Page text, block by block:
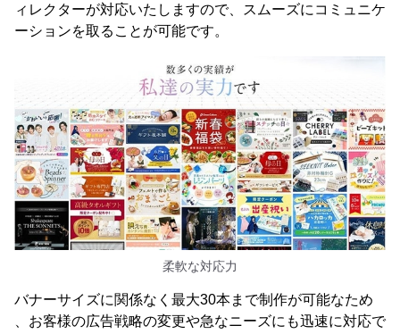
ィレクターが対応いたしますので、スムーズにコミュニケ
ーションを取ることが可能です。
柔軟な対応力
バナーサイズに関係なく最大30本まで制作が可能なため
、お客様の広告戦略の変更や急なニーズにも迅速に対応で